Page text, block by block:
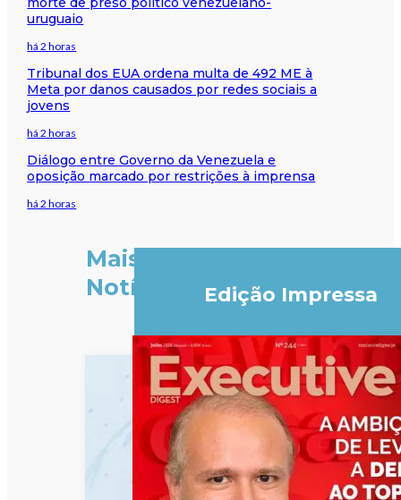
uruguaio
há 2 horas
Tribunal dos EUA ordena multa de 492 ME à
Meta por danos causados por redes sociais a
jovens
há 2 horas
Diálogo entre Governo da Venezuela e
oposição marcado por restrições à imprensa
há 2 horas
Mais
Notícias
Edição Impressa